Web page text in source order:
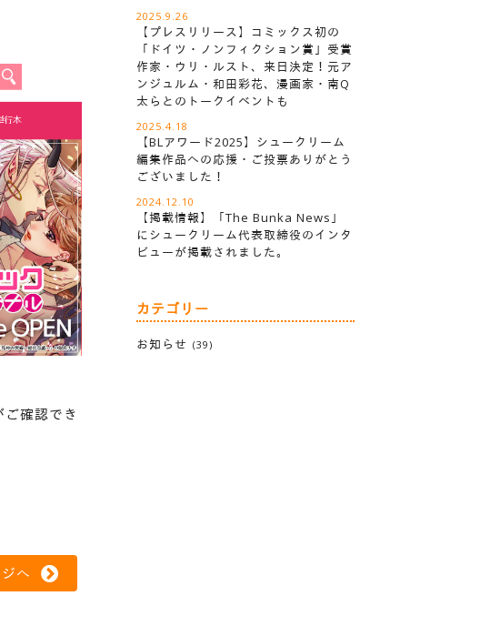
確認でき
へ
2025.9.26
【プレスリリース】コミックス初の
「ドイツ・ノンフィクション賞」受賞
作家・ウリ・ルスト、来日決定！元ア
ンジュルム・和田彩花、漫画家・南Q
太らとのトークイベントも
2025.4.18
【BLアワード2025】シュークリーム
編集作品への応援・ご投票ありがとう
ございました！
2024.12.10
【掲載情報】「The Bunka News」
にシュークリーム代表取締役のインタ
ビューが掲載されました。
カテゴリー
お知らせ (39)